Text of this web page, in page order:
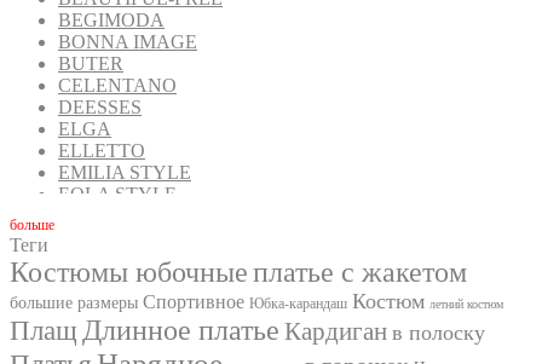
BEGIMODA
BONNA IMAGE
BUTER
CELENTANO
DEESSES
ELGA
ELLETTO
EMILIA STYLE
EOLA STYLE
GIZART
GOLDEN VALLEY
INPOINT
IVA
бoльше
Теги
Костюмы юбочныеплатье с жакетом
большие размеры Спортивное Юбка-карандаш Костюм летний костюм
Плащ Длинное платье Кардиган в полоску